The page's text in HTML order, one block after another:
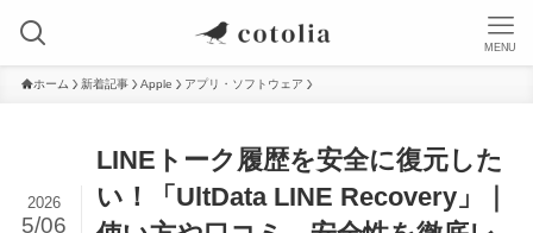
MENU
ホーム 新着記事 Apple アプリ・ソフトウェア
LINEトーク履歴を安全に復元した
い！「UltData LINE Recovery」｜
2026
5/06